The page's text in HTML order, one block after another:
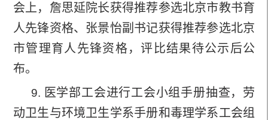
会上，詹思延院长获得推荐参选北京市教书育
人先锋资格、张景怡副书记获得推荐参选北京
市管理育人先锋资格，评比结果待公示后公
布。
9. 医学部工会进行工会小组手册抽查，劳
动卫生与环境卫生学系手册和毒理学系工会组